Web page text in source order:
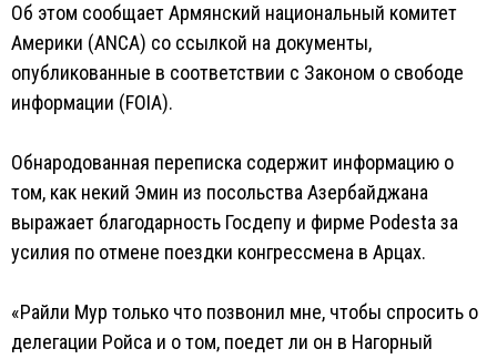
Об этом сообщает Армянский национальный комитет
Америки (ANCA) со ссылкой на документы,
опубликованные в соответствии с Законом о свободе
информации (FOIA).
Обнародованная переписка содержит информацию о
том, как некий Эмин из посольства Азербайджана
выражает благодарность Госдепу и фирме Podesta за
усилия по отмене поездки конгрессмена в Арцах.
«Райли Мур только что позвонил мне, чтобы спросить о
делегации Ройса и о том, поедет ли он в Нагорный